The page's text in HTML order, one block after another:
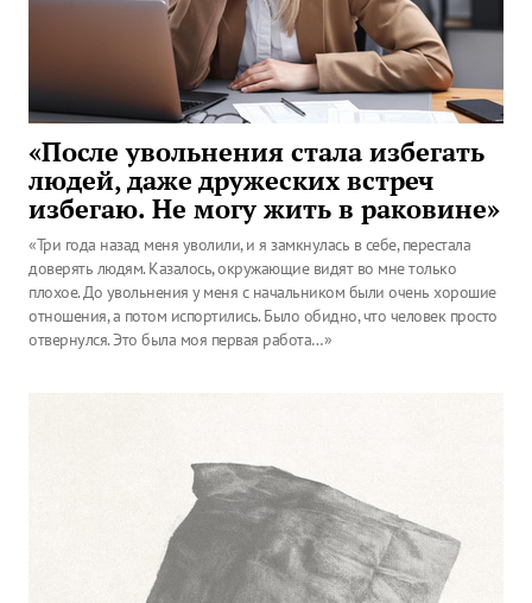
«После увольнения стала избегать
людей, даже дружеских встреч
избегаю. Не могу жить в раковине»
«Три года назад меня уволили, и я замкнулась в себе, перестала
доверять людям. Казалось, окружающие видят во мне только
плохое. До увольнения у меня с начальником были очень хорошие
отношения, а потом испортились. Было обидно, что человек просто
отвернулся. Это была моя первая работа…»